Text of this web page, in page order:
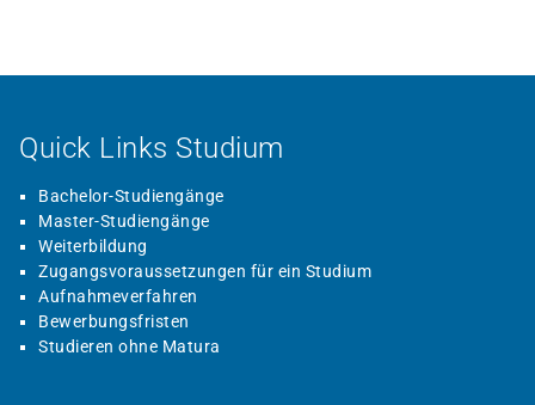
Quick Links Studium
Bachelor-Studiengänge
Master-Studiengänge
Weiterbildung
Zugangsvoraussetzungen für ein Studium
Aufnahmeverfahren
Bewerbungsfristen
Studieren ohne Matura